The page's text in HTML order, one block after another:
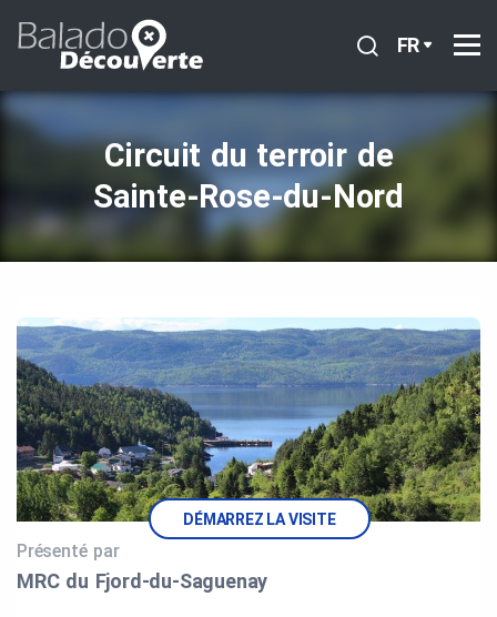
FR
Circuit du terroir de
Sainte‑Rose‑du‑Nord
DÉMARREZ LA VISITE
Présenté par
MRC du Fjord‑du‑Saguenay